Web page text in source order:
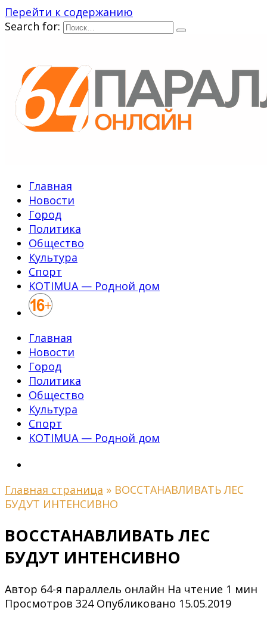
Перейти к содержанию
Search for:
Главная
Новости
Город
Политика
Общество
Культура
Спорт
KOTIMUA — Родной дом
Главная
Новости
Город
Политика
Общество
Культура
Спорт
KOTIMUA — Родной дом
Главная страница » ВОССТАНАВЛИВАТЬ ЛЕС
БУДУТ ИНТЕНСИВНО
ВОССТАНАВЛИВАТЬ ЛЕС
БУДУТ ИНТЕНСИВНО
Автор 64-я параллель онлайн На чтение 1 мин
Просмотров 324 Опубликовано 15.05.2019